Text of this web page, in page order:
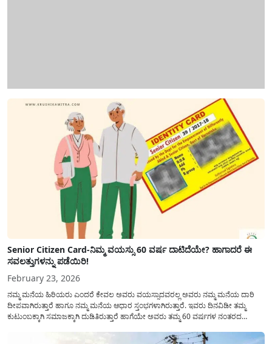
Senior Citizen Card-ನಿಮ್ಮ ವಯಸ್ಸು 60 ವರ್ಷ ದಾಟಿದೆಯೇ? ಹಾಗಾದರೆ ಈ
ಸವಲತ್ತುಗಳನ್ನು ಪಡೆಯಿರಿ!
February 23, 2026
ನಮ್ಮ ಮನೆಯ ಹಿರಿಯರು ಎಂದರೆ ಕೇವಲ ಅವರು ವಯಸ್ಸಾದವರಲ್ಲ ಅವರು ನಮ್ಮ ಮನೆಯ ದಾರಿ
ದೀಪವಾಗಿರುತ್ತಾರೆ ಹಾಗೂ ನಮ್ಮ ಮನೆಯ ಆಧಾರ ಸ್ತಂಭಗಳಾಗಿರುತ್ತಾರೆ. ಇವರು ದಿನವಿಡೀ ತಮ್ಮ
ಕುಟುಂಬಕ್ಕಾಗಿ ಸಮಾಜಕ್ಕಾಗಿ ದುಡಿತಿರುತ್ತಾರೆ ಹಾಗೆಯೇ ಅವರು ತಮ್ಮ 60 ವರ್ಷಗಳ ನಂತರದ